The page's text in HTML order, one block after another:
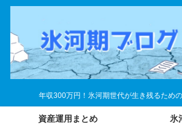
年収300万円！氷河期世代が生き残るため
資産運用まとめ 氷